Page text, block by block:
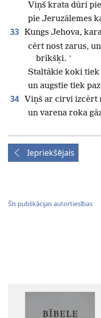
Viņš krata dūri
pie Jeruzālemes
33 Kungs Jehova,
cērt nost zarus,
brīkšķi. +
Staltākie koki tiek
un augstie tiek
34 Viņš ar cirvi izcērt
un varena roka
Iepriekšējais
Šīs publikācijas autortiesības